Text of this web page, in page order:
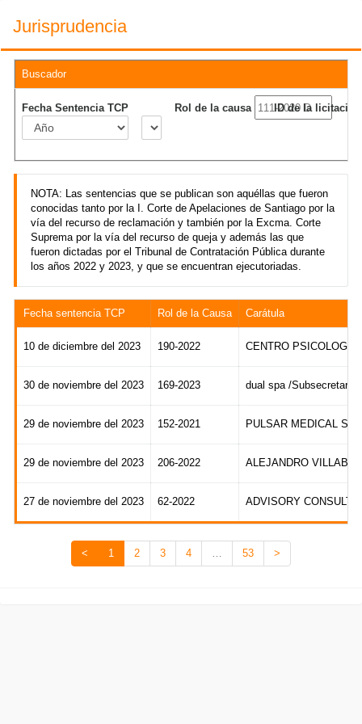
Jurisprudencia
Buscador
Fecha Sentencia TCP Rol de la causa ID de la licitación
NOTA: Las sentencias que se publican son aquéllas que fueron
conocidas tanto por la I. Corte de Apelaciones de Santiago por la
vía del recurso de reclamación y también por la Excma. Corte
Suprema por la vía del recurso de queja y además las que
fueron dictadas por el Tribunal de Contratación Pública durante
los años 2022 y 2023, y que se encuentran ejecutoriadas.
Fecha sentencia TCP Rol de la Causa Carátula
10 de diciembre del 2023 190-2022 CENTRO
30 de noviembre del 2023 169-2023 dual spa /Subsecretaria
29 de noviembre del 2023 152-2021 PULSAR MEDICAL
29 de noviembre del 2023 206-2022 ALEJANDRO
27 de noviembre del 2023 62-2022 ADVISORY
< 1 2 3 4 … 53 >